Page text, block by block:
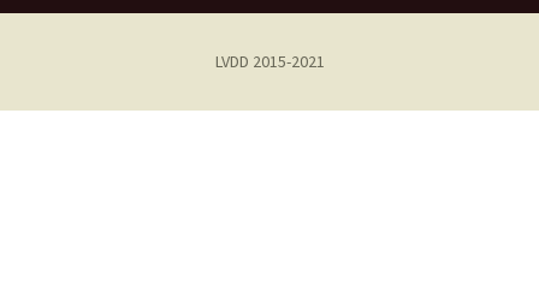
LVDD 2015-2021